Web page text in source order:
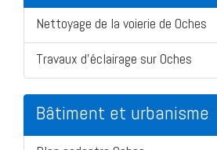
Nettoyage de la voierie de Oches
Travaux d'éclairage sur Oches
Bâtiment et urbanisme